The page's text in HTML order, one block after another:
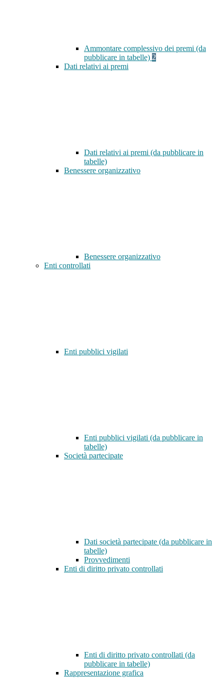
Ammontare complessivo dei premi (da
pubblicare in tabelle) 2
Dati relativi ai premi
Dati relativi ai premi (da pubblicare in
tabelle)
Benessere organizzativo
Benessere organizzativo
Enti controllati
Enti pubblici vigilati
Enti pubblici vigilati (da pubblicare in
tabelle)
Società partecipate
Dati società partecipate (da pubblicare in
tabelle)
Provvedimenti
Enti di diritto privato controllati
Enti di diritto privato controllati (da
pubblicare in tabelle)
Rappresentazione grafica